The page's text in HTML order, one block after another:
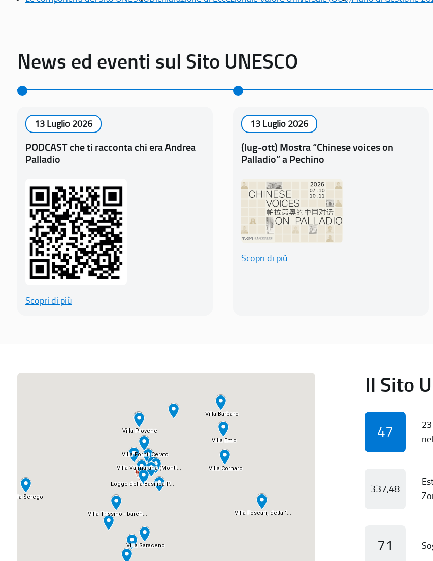
News ed eventi sul Sito UNESCO
13 Luglio 2026
PODCAST che ti racconta chi era Andrea
Palladio
Scopri di più
13 Luglio 2026
(lug-ott) Mostra “Chinese voices on
Palladio” a Pechino
Scopri di più
Il Sito
47
337,48
71